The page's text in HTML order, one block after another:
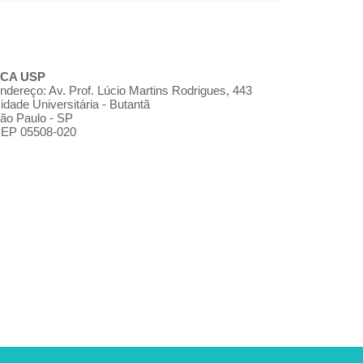
USP
Av. Prof. Lúcio Martins Rodrigues, 443
Universitária - Butantã
Paulo - SP
05508-020